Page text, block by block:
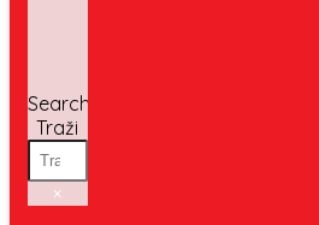
Search
Traži
×